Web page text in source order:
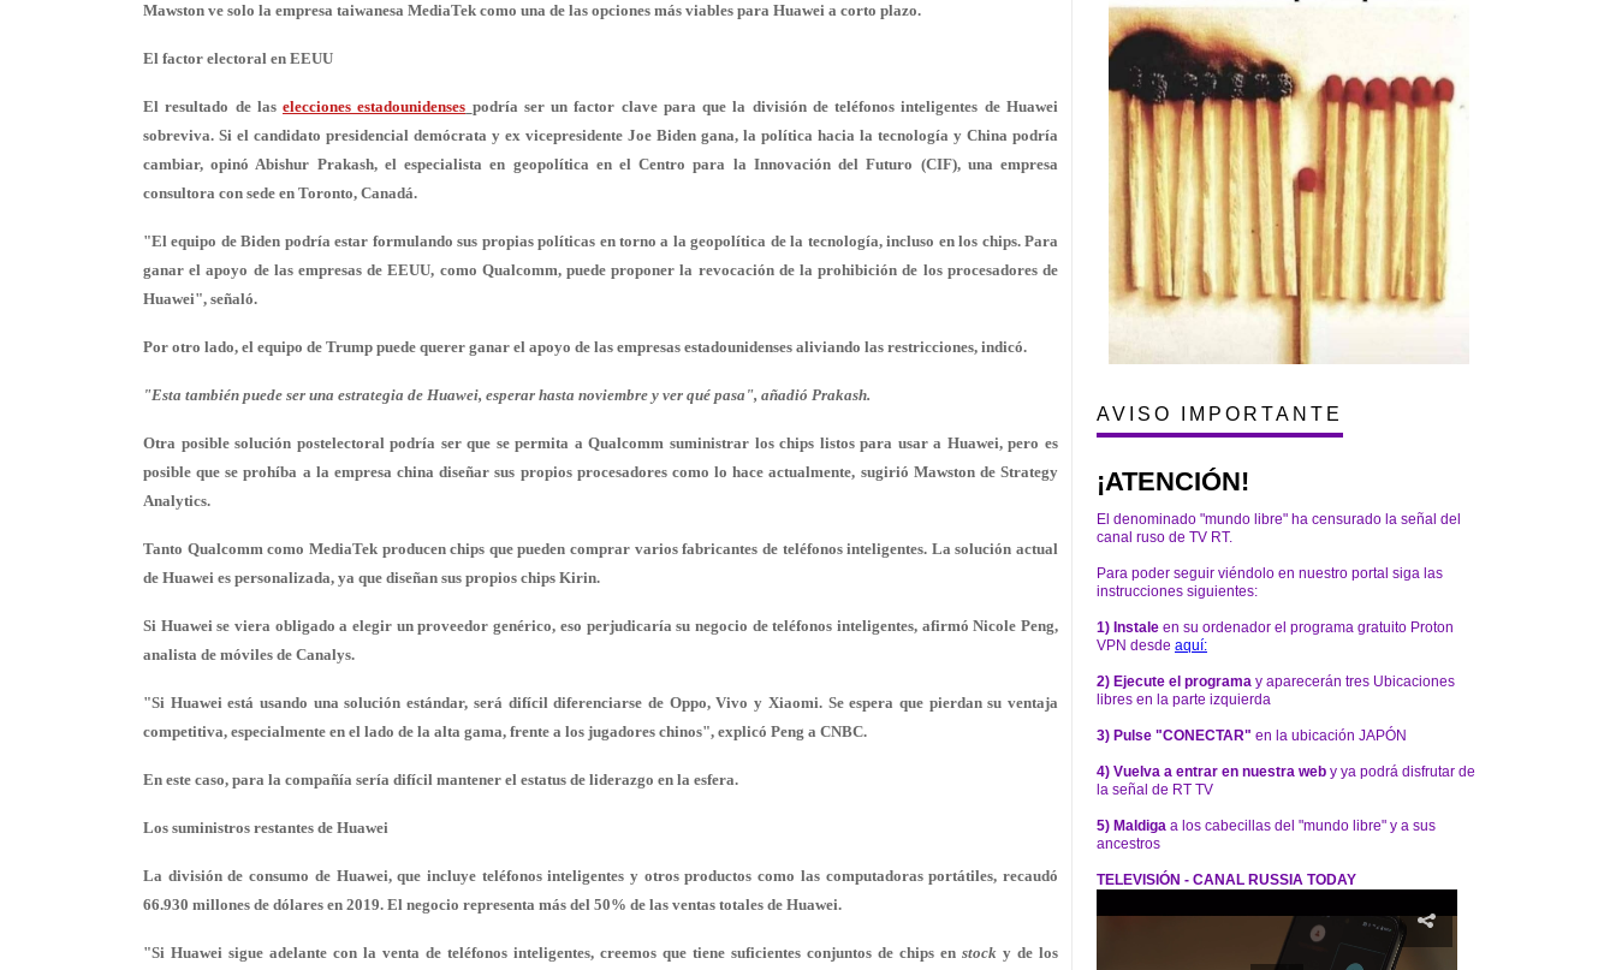
Mawston ve solo la empresa taiwanesa MediaTek como una de las opciones más viables para Huawei a corto plazo.
El factor electoral en EEUU
El resultado de laselecciones estadounidenses podría ser un factor clave para que la división de teléfonos inteligentes de Huawei
sobreviva. Si el candidato presidencial demócrata y ex vicepresidente Joe Biden gana, la política hacia la tecnología y China podría
cambiar, opinó Abishur Prakash, el especialista en geopolítica en el Centro para la Innovación del Futuro (CIF), una empresa
consultora con sede en Toronto, Canadá.
"El equipo de Biden podría estar formulando sus propias políticas en torno a la geopolítica de la tecnología, incluso en los chips. Para
ganar el apoyo de las empresas de EEUU, como Qualcomm, puede proponer la revocación de la prohibición de los procesadores de
Huawei", señaló.
Por otro lado, el equipo de Trump puede querer ganar el apoyo de las empresas estadounidenses aliviando las restricciones, indicó.
"Esta también puede ser una estrategia de Huawei, esperar hasta noviembre y ver qué pasa", añadió Prakash.
Otra posible solución postelectoral podría ser que se permita a Qualcomm suministrar los chips listos para usar a Huawei, pero es
posible que se prohíba a la empresa china diseñar sus propios procesadores como lo hace actualmente, sugirió Mawston de Strategy
Analytics.
Tanto Qualcomm como MediaTek producen chips que pueden comprar varios fabricantes de teléfonos inteligentes. La solución actual
de Huawei es personalizada, ya que diseñan sus propios chips Kirin.
Si Huawei se viera obligado a elegir un proveedor genérico, eso perjudicaría su negocio de teléfonos inteligentes, afirmó Nicole Peng,
analista de móviles de Canalys.
"Si Huawei está usando una solución estándar, será difícil diferenciarse de Oppo, Vivo y Xiaomi. Se espera que pierdan su ventaja
competitiva, especialmente en el lado de la alta gama, frente a los jugadores chinos", explicó Peng a CNBC.
En este caso, para la compañía sería difícil mantener el estatus de liderazgo en la esfera.
Los suministros restantes de Huawei
La división de consumo de Huawei, que incluye teléfonos inteligentes y otros productos como las computadoras portátiles, recaudó
66.930 millones de dólares en 2019. El negocio representa más del 50% de las ventas totales de Huawei.
"Si Huawei sigue adelante con la venta de teléfonos inteligentes, creemos que tiene suficientes conjuntos de chips en stock y de los
AVISO IMPORTANTE
¡ATENCIÓN!
El denominado "mundo libre" ha censurado la señal del
canal ruso de TV RT.
Para poder seguir viéndolo en nuestro portal siga las
instrucciones siguientes:
1) Instale en su ordenador el programa gratuito Proton
VPN desde aquí:
2) Ejecute el programa y aparecerán tres Ubicaciones
libres en la parte izquierda
3) Pulse "CONECTAR" en la ubicación JAPÓN
4) Vuelva a entrar en nuestra web y ya podrá disfrutar de
la señal de RT TV
5) Maldiga a los cabecillas del "mundo libre" y a sus
ancestros
TELEVISIÓN - CANAL RUSSIA TODAY